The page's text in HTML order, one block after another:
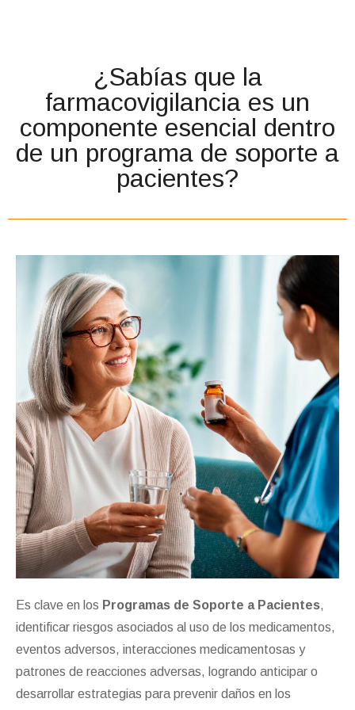
¿Sabías que la
farmacovigilancia es un
componente esencial dentro
de un programa de soporte a
pacientes?
Es clave en los Programas de Soporte a Pacientes,
identificar riesgos asociados al uso de los medicamentos,
eventos adversos, interacciones medicamentosas y
patrones de reacciones adversas, logrando anticipar o
desarrollar estrategias para prevenir daños en los